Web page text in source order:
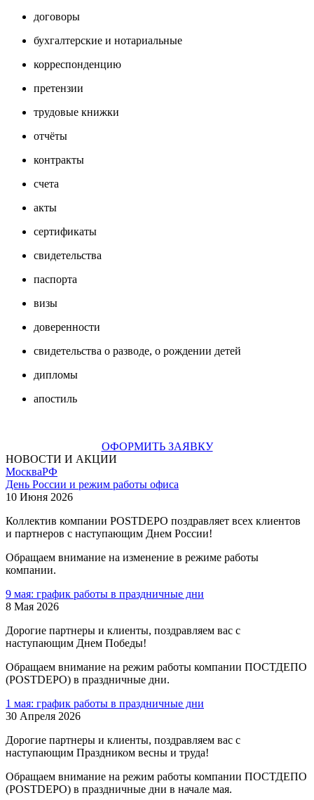
договоры
бухгалтерские и нотариальные
корреспонденцию
претензии
трудовые книжки
отчёты
контракты
счета
акты
сертификаты
свидетельства
паспорта
визы
доверенности
свидетельства о разводе, о рождении детей
дипломы
апостиль
ОФОРМИТЬ ЗАЯВКУ
НОВОСТИ И АКЦИИ
МоскваРФ
День России и режим работы офиса
10 Июня 2026
Коллектив компании POSTDEPO поздравляет всех клиентов
и партнеров с наступающим Днем России!
Обращаем внимание на изменение в режиме работы
компании.
9 мая: график работы в праздничные дни
8 Мая 2026
Дорогие партнеры и клиенты, поздравляем вас с
наступающим Днем Победы!
Обращаем внимание на режим работы компании ПОСТДЕПО
(POSTDEPO) в праздничные дни.
1 мая: график работы в праздничные дни
30 Апреля 2026
Дорогие партнеры и клиенты, поздравляем вас с
наступающим Праздником весны и труда!
Обращаем внимание на режим работы компании ПОСТДЕПО
(POSTDEPO) в праздничные дни в начале мая.